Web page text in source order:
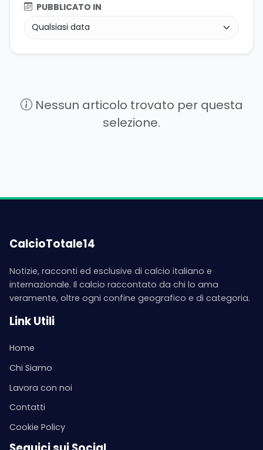
PUBBLICATO IN
Nessun articolo trovato per questa
selezione.
CalcioTotale14
Notizie, racconti ed esclusive di calcio italiano e
internazionale. Il calcio raccontato da chi lo ama
veramente, oltre ogni confine geografico e di categoria.
Link Utili
Home
Chi Siamo
Lavora con noi
Contatti
Cookie Policy